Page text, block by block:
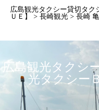
広島観光タクシー貸切タク
ＵＥ】
> 長崎観光 > 長崎
広島観光タクシ
光タクシー